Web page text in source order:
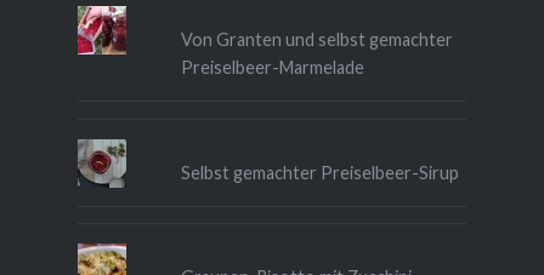
Von Granten und selbst gemachter
Preiselbeer-Marmelade
Selbst gemachter Preiselbeer-Sirup